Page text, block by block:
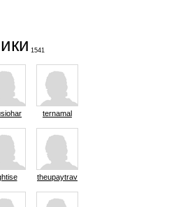
1541
ternamal
theupaytrav